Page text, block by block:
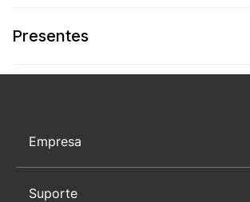
Presentes
Empresa
Suporte